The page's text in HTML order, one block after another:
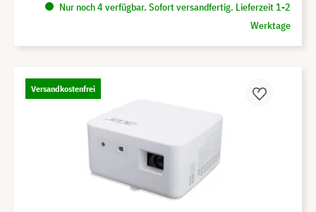
Nur noch 4 verfügbar. Sofort versandfertig. Lieferzeit 1-2
Werktage
Versandkostenfrei